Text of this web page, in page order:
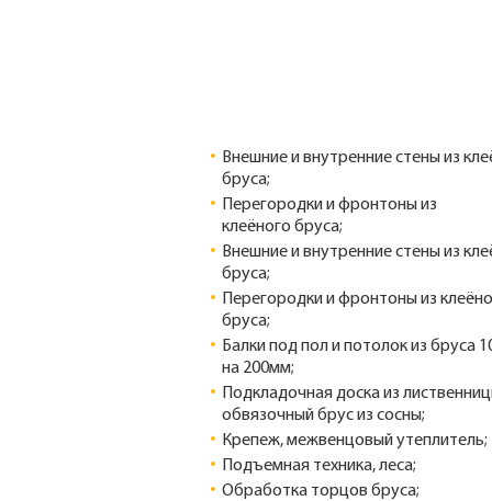
Внешние и внутренние стены из
бруса;
Перегородки и фронтоны из
клеёного бруса;
Внешние и внутренние стены из
бруса;
Перегородки и фронтоны из
бруса;
Балки под пол и потолок из бруса
на 200мм;
Подкладочная доска из
обвязочный брус из сосны;
Крепеж, межвенцовый утеплитель;
Подъемная техника, леса;
Обработка торцов бруса;